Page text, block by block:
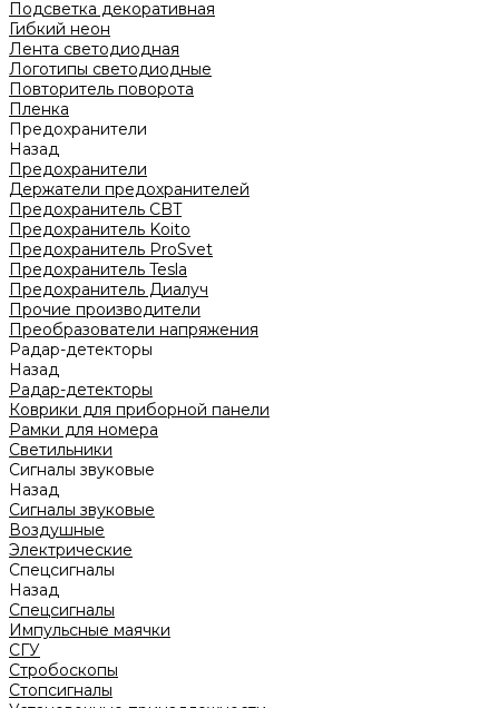
Подсветка декоративная
Гибкий неон
Лента светодиодная
Логотипы светодиодные
Повторитель поворота
Пленка
Предохранители
Назад
Предохранители
Держатели предохранителей
Предохранитель CBT
Предохранитель Koito
Предохранитель ProSvet
Предохранитель Tesla
Предохранитель Диалуч
Прочие производители
Преобразователи напряжения
Радар-детекторы
Назад
Радар-детекторы
Коврики для приборной панели
Рамки для номера
Светильники
Сигналы звуковые
Назад
Сигналы звуковые
Воздушные
Электрические
Спецсигналы
Назад
Спецсигналы
Импульсные маячки
СГУ
Стробоскопы
Стопсигналы